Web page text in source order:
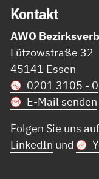
Kon­takt
AWO
Lützowstraße 32
45141 Essen
0201 3105 - 0
E-Mail senden
Folgen Sie uns
LinkedIn und